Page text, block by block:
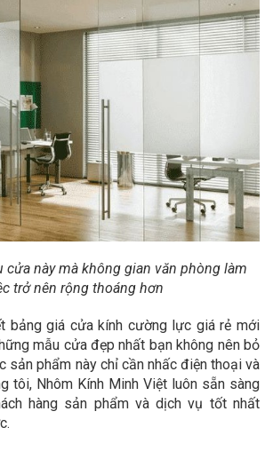
cửa này mà không gian văn phòng làm
trở nên rộng thoáng hơn
bảng giá cửa kính cường lực giá rẻ mới
mẫu cửa đẹp nhất bạn không nên bỏ
sản phẩm này chỉ cần nhấc điện thoại và
tôi, Nhôm Kính Minh Việt luôn sẵn sàng
hàng sản phẩm và dịch vụ tốt nhất